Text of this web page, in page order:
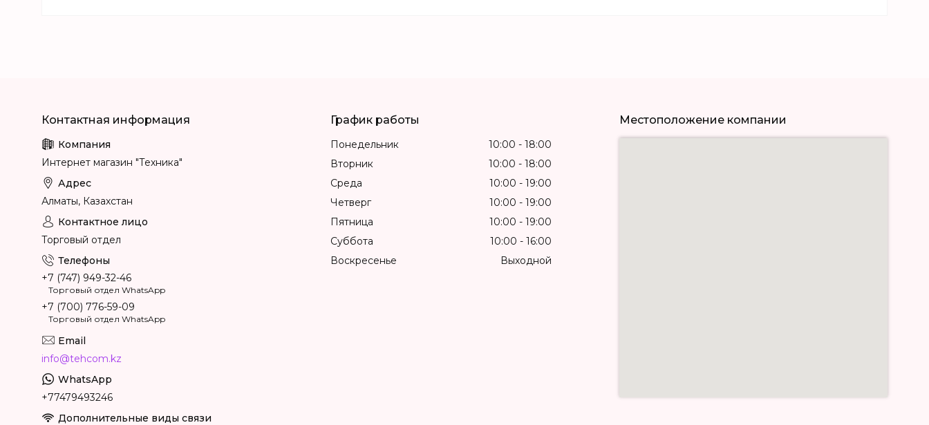
Интернет магазин "Техника"
Алматы, Казахстан
Торговый отдел
+7 (747) 949-32-46
Торговый отдел WhatsApp
+7 (700) 776-59-09
Торговый отдел WhatsApp
info@tehcom.kz
+77479493246
График работы
Понедельник 10:00
18:00
Вторник
10:00
18:00
Среда
10:00
19:00
Четверг
10:00
19:00
Пятница
10:00
19:00
Суббота
10:00
16:00
Воскресенье
Выходной
Местоположение компании